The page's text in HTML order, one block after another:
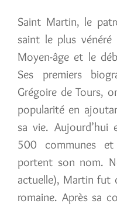
Saint Martin, le
saint le plus
Moyen-âge et le
Ses premiers
Grégoire de Tours,
popularité en
sa vie. Aujourd’hui
500 communes
portent son nom.
actuelle), Martin fut
romaine. Après sa